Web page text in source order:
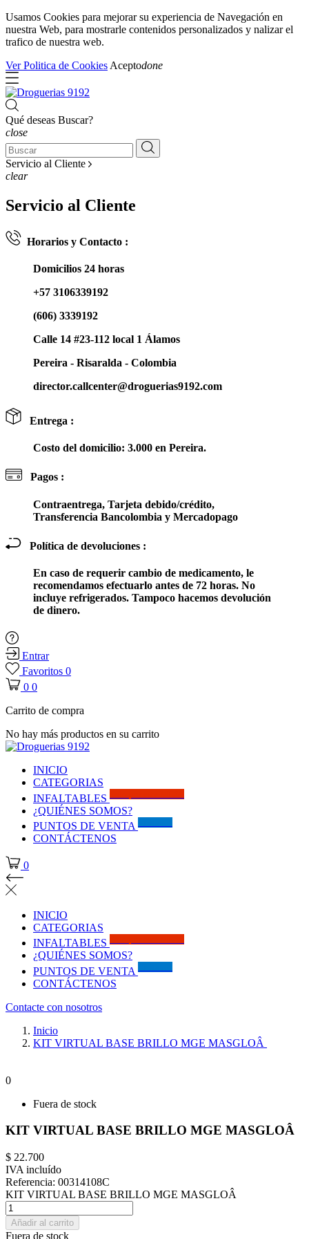
Usamos Cookies para mejorar su experiencia de Navegación en
nuestra Web, para mostrarle contenidos personalizados y nalizar el
trafico de nuestra web.
Ver Politica de Cookies Aceptodone
Qué deseas Buscar?
close
Servicio al Cliente
clear
Servicio al Cliente
Horarios y Contacto :
Domicilios 24 horas
+57 3106339192
(606) 3339192
Calle 14 #23-112 local 1 Álamos
Pereira - Risaralda - Colombia
director.callcenter@droguerias9192.com
Entrega :
Costo del domicilio: 3.000 en Pereira.
Pagos :
Contraentrega, Tarjeta debido/crédito,
Transferencia Bancolombia y Mercadopago
Política de devoluciones :
En caso de requerir cambio de medicamento, le
recomendamos efectuarlo antes de 72 horas. No
incluye refrigerados. Tampoco hacemos devolución
de dinero.
Entrar
Favoritos 0
0 0
Carrito de compra
No hay más productos en su carrito
INICIO
CATEGORIAS
INFALTABLES
¿QUIÉNES SOMOS?
PUNTOS DE VENTA
CONTÁCTENOS
0
INICIO
CATEGORIAS
INFALTABLES
¿QUIÉNES SOMOS?
PUNTOS DE VENTA
CONTÁCTENOS
Contacte con nosotros
Inicio
KIT VIRTUAL BASE BRILLO MGE MASGLOÂ
0
Fuera de stock
KIT VIRTUAL BASE BRILLO MGE MASGLOÂ
$ 22.700
IVA incluído
Referencia: 00314108C
KIT VIRTUAL BASE BRILLO MGE MASGLOÂ
Añadir al carrito
Fuera de stock